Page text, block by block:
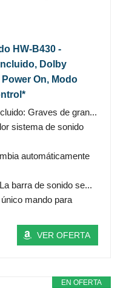
HW-B430 -
Dolby
On, Modo
Graves de gran...
sistema de sonido
automáticamente
barra de sonido se...
mando para
VER OFERTA
EN OFERTA